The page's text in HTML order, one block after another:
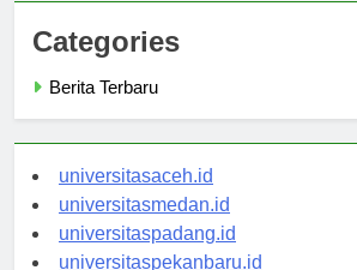
Categories
universitasaceh.id
universitasmedan.id
universitaspadang.id